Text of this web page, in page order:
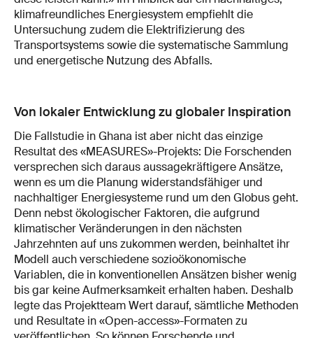
klimafreundliches Energiesystem empfiehlt die
Untersuchung zudem die Elektrifizierung des
Transportsystems sowie die systematische Sammlung
und energetische Nutzung des Abfalls.
Von lokaler Entwicklung zu globaler Inspiration
Die Fallstudie in Ghana ist aber nicht das einzige
Resultat des «MEASURES»-Projekts: Die Forschenden
versprechen sich daraus aussagekräftigere Ansätze,
wenn es um die Planung widerstandsfähiger und
nachhaltiger Energiesysteme rund um den Globus geht.
Denn nebst ökologischer Faktoren, die aufgrund
klimatischer Veränderungen in den nächsten
Jahrzehnten auf uns zukommen werden, beinhaltet ihr
Modell auch verschiedene sozioökonomische
Variablen, die in konventionellen Ansätzen bisher wenig
bis gar keine Aufmerksamkeit erhalten haben. Deshalb
legte das Projektteam Wert darauf, sämtliche Methoden
und Resultate in «Open-access»-Formaten zu